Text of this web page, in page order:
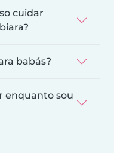
cuidar
babás?
enquanto sou